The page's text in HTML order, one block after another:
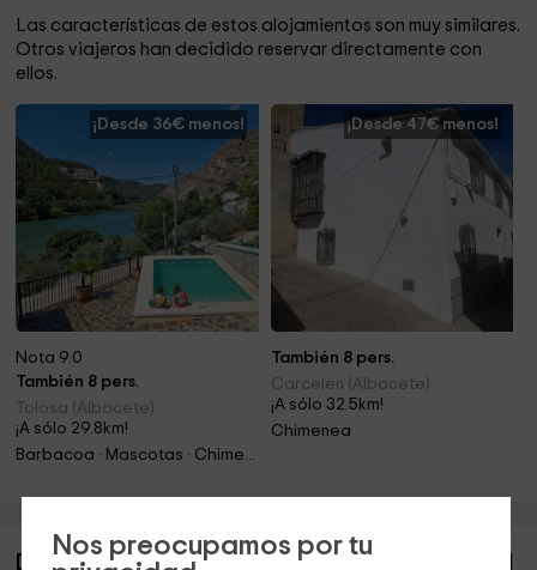
Nos preocupamos por tu
Las características de estos alojamientos son muy similares.
Otros viajeros han decidido reservar directamente con
ellos.
¡Desde 36€ menos!
Nota 9.0
También 8 pers.
Tolosa (Albacete)
¡A sólo 29.8km!
Barbacoa · Mascotas · Chimenea
¡Desde 47€ menos!
También 8 pers.
Carcelen (Albacete)
¡A sólo 32.5km!
Chimenea
Descripción de Villa Serrano- La Casa de los mil